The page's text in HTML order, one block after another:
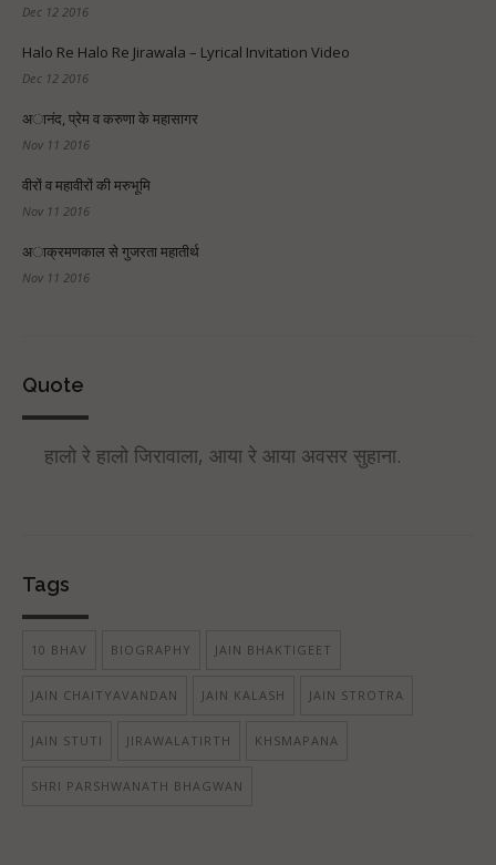
Dec 12 2016
Halo Re Halo Re Jirawala – Lyrical Invitation Video
Dec 12 2016
अानंद, प्रेम व करुणा के महासागर
Nov 11 2016
वीरों व महावीरों की मरुभूमि
Nov 11 2016
अाक्रमणकाल से गुजरता महातीर्थ
Nov 11 2016
Quote
हालो रे हालो जिरावाला, आया रे आया अवसर सुहाना.
Tags
10 BHAV BIOGRAPHY JAIN BHAKTIGEET
JAIN CHAITYAVANDAN JAIN KALASH JAIN STROTRA
JAIN STUTI JIRAWALATIRTH KHSMAPANA
SHRI PARSHWANATH BHAGWAN